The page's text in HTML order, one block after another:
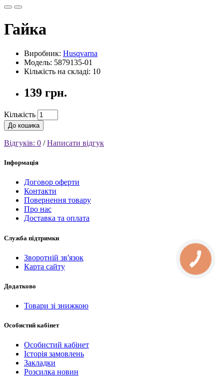
Гайка
Виробник: Husqvarna
Модель: 5879135-01
Кількість на складі: 10
139 грн.
Кількість
До кошика
Відгуків: 0 /Написати відгук
Інформація
Договор оферти
Контакти
Повернення товару
Про нас
Доставка та оплата
Служба підтримки
Зворотній зв'язок
Карта сайту
Додатково
Товари зі знижкою
Особистий кабінет
Особистий кабінет
Історія замовлень
Закладки
Розсилка новин
КНОПКА
СВЯЗИ